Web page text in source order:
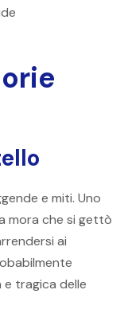
e miti. Uno
mora che si gettò
ai
tragica delle